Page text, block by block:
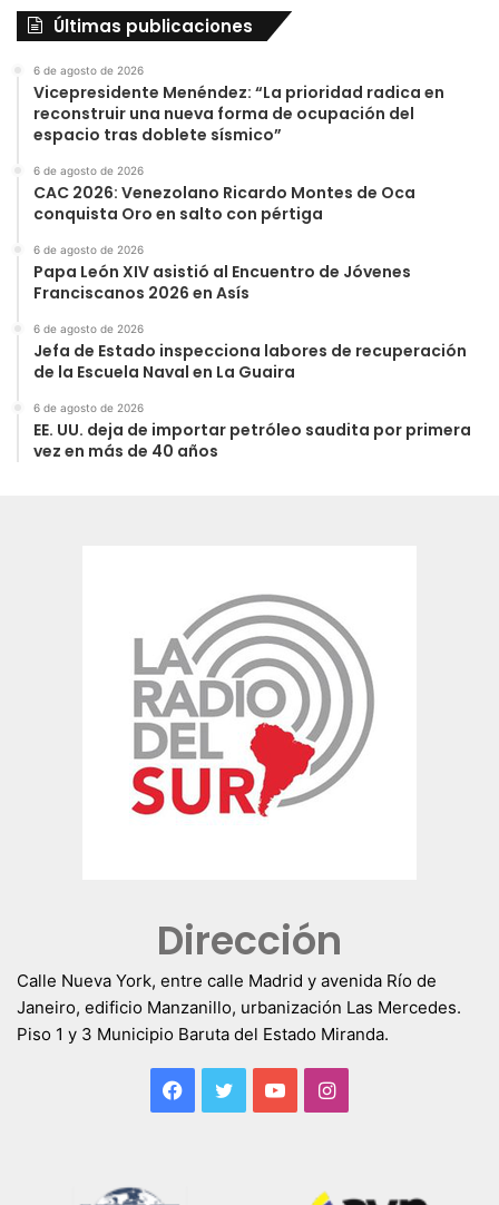
Últimas publicaciones
6 de agosto de 2026
Vicepresidente Menéndez: “La prioridad radica en
reconstruir una nueva forma de ocupación del
espacio tras doblete sísmico”
6 de agosto de 2026
CAC 2026: Venezolano Ricardo Montes de Oca
conquista Oro en salto con pértiga
6 de agosto de 2026
Papa León XIV asistió al Encuentro de Jóvenes
Franciscanos 2026 en Asís
6 de agosto de 2026
Jefa de Estado inspecciona labores de recuperación
de la Escuela Naval en La Guaira
6 de agosto de 2026
EE. UU. deja de importar petróleo saudita por primera
vez en más de 40 años
Dirección
Calle Nueva York, entre calle Madrid y avenida Río de
Janeiro, edificio Manzanillo, urbanización Las Mercedes.
Piso 1 y 3 Municipio Baruta del Estado Miranda.
Facebook
TwitterYouTubeInstagram